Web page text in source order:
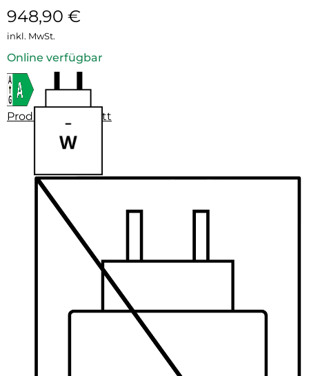
948,90 €
inkl. MwSt.
Online verfügbar
Produktdatenblatt